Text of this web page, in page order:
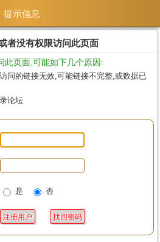
提示信息
者没有权限访问此页面
此页面,可能如下几个原因:
问的链接无效,可能链接不完整,或数据已
论坛
是 否